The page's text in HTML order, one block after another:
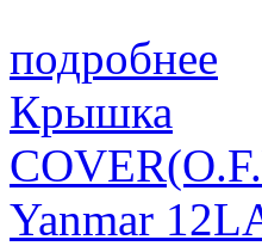
подробнее
Крышка
Yanmar